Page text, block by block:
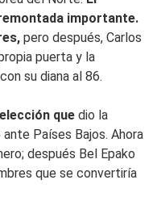
importante.
pero después, Carlos
puerta y la
su diana al 86.
que dio la
Países Bajos. Ahora
después Bel Epako
que se convertiría